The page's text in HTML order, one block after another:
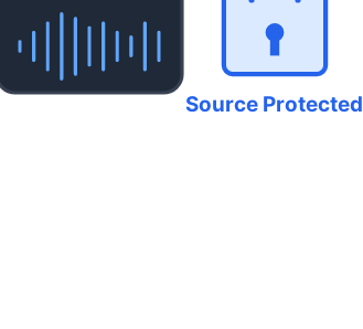
Source Protected